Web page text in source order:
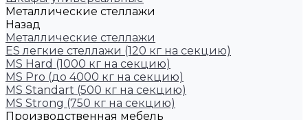
Металлические стеллажи
Назад
Металлические стеллажи
ES легкие стеллажи (120 кг на секцию)
MS Hard (1000 кг на секцию)
MS Pro (до 4000 кг на секцию)
MS Standart (500 кг на секцию)
MS Strong (750 кг на секцию)
Производственная мебель